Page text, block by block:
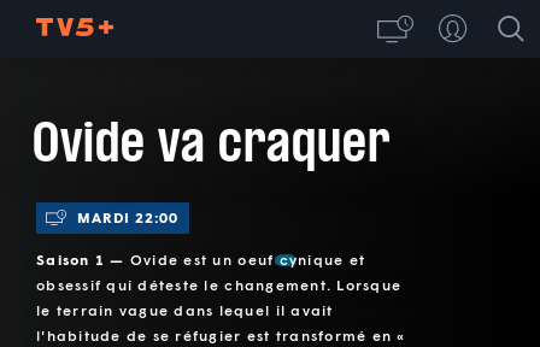
Ovide va craquer
MARDI 22:00
Saison 1 — Ovide est un oeuf cynique et
obsessif qui déteste le changement. Lorsque
le terrain vague dans lequel il avait
l'habitude de se réfugier est transformé en «